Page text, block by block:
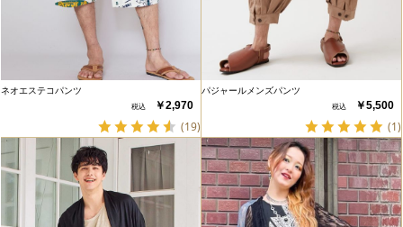
ネオエステコパンツ
￥2,970
(19)
パジャールメンズパンツ
￥5,500
(1)